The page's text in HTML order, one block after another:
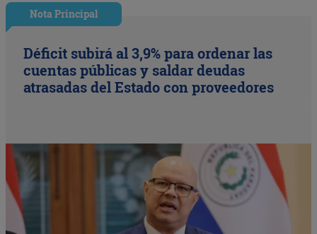
Nota Principal
Déficit subirá al 3,9% para ordenar las
cuentas públicas y saldar deudas
atrasadas del Estado con proveedores